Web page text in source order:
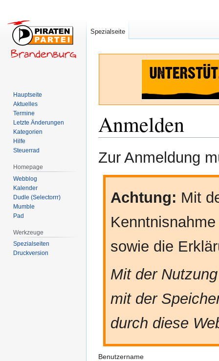
Anmelden
Navigation
Suche
Zur Anmeldung
Achtung: Mit
sowie die
Mit der
mit der
durch diese
Benutzername
Spezialseite
Hauptseite
Aktuelles
Termine
Letzte Änderungen
Kategorien
Hilfe
Steuerrad
Homepage
Webblog
Kalender
Dudle (Selectorrr)
Mumble
Pad
Werkzeuge
Spezialseiten
Druckversion